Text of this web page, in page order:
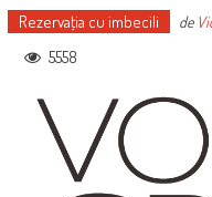
Rezervaţia cu imbecili de
5558